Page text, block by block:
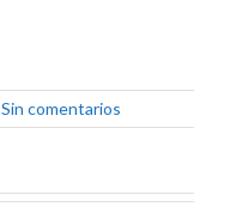
Sin comentarios